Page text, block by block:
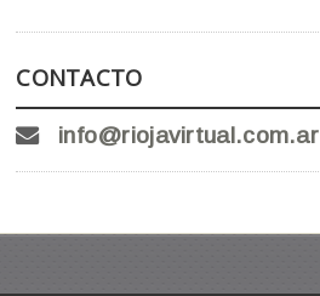
CONTACTO
info@riojavirtual.com.ar